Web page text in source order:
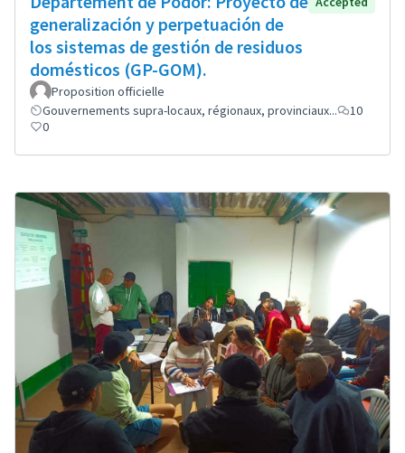
generalización y perpetuación de
los sistemas de gestión de residuos
domésticos (GP-GOM).
Proposition officielle
Gouvernements supra-locaux, régionaux, provinciaux...
10
0